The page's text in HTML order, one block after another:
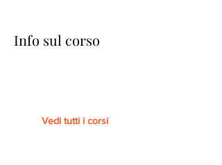
Info sul corso
Vedi tutti i corsi